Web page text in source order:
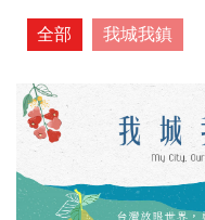
全部 我城我鎮